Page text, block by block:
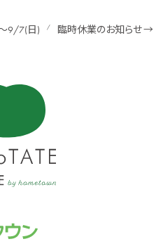
9/7(日) / 臨時休業のお知らせ→